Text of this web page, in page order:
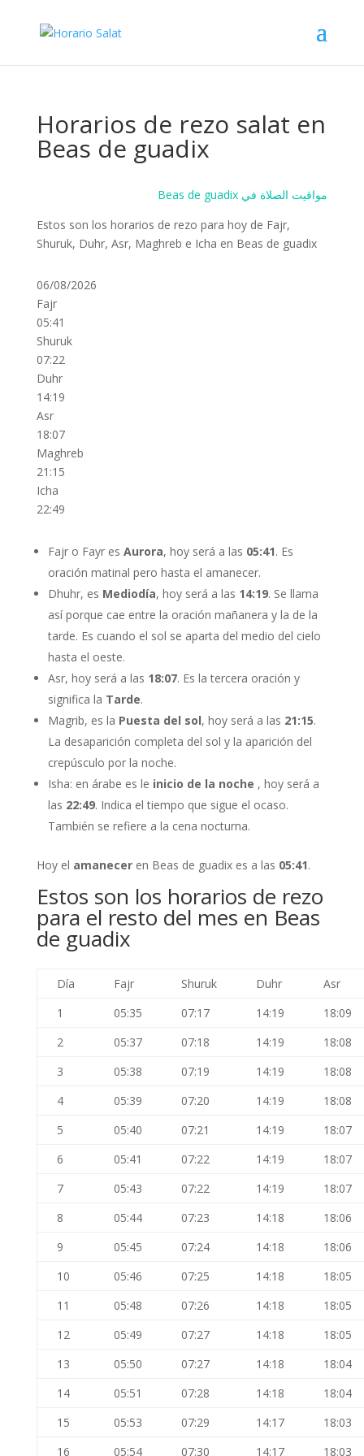
Horarios de rezo salat en
Beas de guadix
Beas de guadix مواقيت الصلاة في
Estos son los horarios de rezo para hoy de Fajr,
Shuruk, Duhr, Asr, Maghreb e Icha en Beas de guadix
06/08/2026
Fajr
05:41
Shuruk
07:22
Duhr
14:19
Asr
18:07
Maghreb
21:15
Icha
22:49
Fajr o Fayr es Aurora, hoy será a las 05:41. Es
oración matinal pero hasta el amanecer.
Dhuhr, es Mediodía, hoy será a las 14:19. Se llama
así porque cae entre la oración mañanera y la de la
tarde. Es cuando el sol se aparta del medio del cielo
hasta el oeste.
Asr, hoy será a las 18:07. Es la tercera oración y
significa la Tarde.
Magrib, es la Puesta del sol, hoy será a las 21:15.
La desaparición completa del sol y la aparición del
crepúsculo por la noche.
Isha: en árabe es le inicio de la noche , hoy será a
las 22:49. Indica el tiempo que sigue el ocaso.
También se refiere a la cena nocturna.
Hoy el amaneceren Beas de guadix es a las 05:41.
Estos son los horarios de rezo
para el resto del mes en Beas
de guadix
Día Fajr Shuruk Duhr
Asr
1
05:35 07:17 14:19
18:09
2
05:37 07:18 14:19
18:08
3
05:38 07:19 14:19
18:08
4
05:39 07:20 14:19
18:08
5
05:40 07:21 14:19
18:07
6
05:41 07:22 14:19
18:07
7
05:43 07:22 14:19
18:07
8
05:44 07:23 14:18
18:06
9
05:45 07:24 14:18
18:06
10
05:46 07:25 14:18
18:05
11
05:48 07:26 14:18
18:05
12
05:49 07:27 14:18
18:05
13
05:50 07:27 14:18
18:04
14
05:51 07:28 14:18
18:04
15
05:53 07:29 14:17
18:03
16
05:54 07:30 14:17
18:03